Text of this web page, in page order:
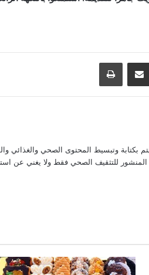
مشاركة عبر البريد طباعة
بكتابة وتبسيط المحتوى الصحي والغذائي
المنشور للتثقيف الصحي فقط ولا يغني عن